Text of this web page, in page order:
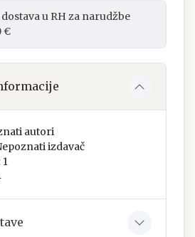
u RH za narudžbe
€
autori
izdavač
1